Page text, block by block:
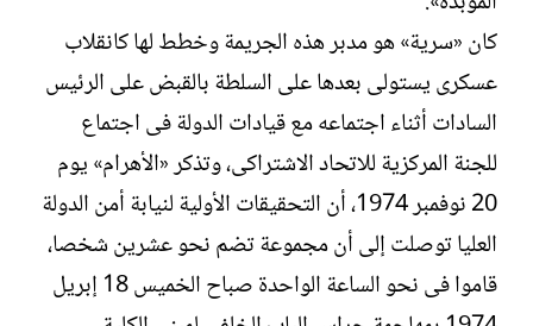
كان «سرية» هو مدبر هذه الجريمة وخطط لها كانقلاب
عسكرى يستولى بعدها على السلطة بالقبض على الرئيس
السادات أثناء اجتماعه مع قيادات الدولة فى اجتماع
للجنة المركزية للاتحاد الاشتراكى، وتذكر «الأهرام» يوم
20 نوفمبر 1974، أن التحقيقات الأولية لنيابة أمن الدولة
العليا توصلت إلى أن مجموعة تضم نحو عشرين شخصا،
قاموا فى نحو الساعة الواحدة صباح الخميس 18 إبريل